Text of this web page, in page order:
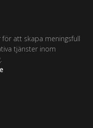
att skapa meningsfull
tjänster inom